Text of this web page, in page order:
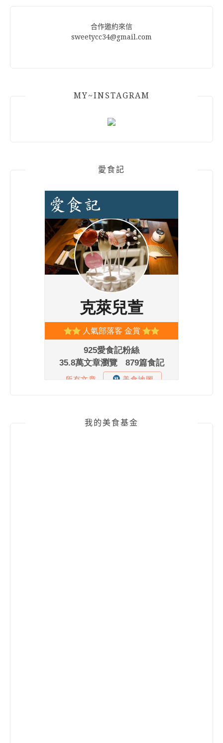
合作邀約來信
sweetycc34@gmail.com
MY~INSTAGRAM
愛食記
我的美食基金